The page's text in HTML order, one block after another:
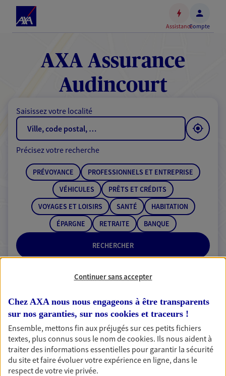
Accéder
contenu
principal
Accéder
au
de
AssistanceCompte
AXA Assurance
Audincourt
Saisissez votre localité
RECHERCHER
Précisez votre recherche
PRÉVOYANCE
PROFESSIONNELS ET ENTREPRISE
VÉHICULES
PRÊTS ET CRÉDITS
VOYAGES ET LOISIRS
SANTÉ
HABITATION
ÉPARGNE
RETRAITE BANQUE
2 résultats correspondent à votre
recherche
Passer les
résultats
Liste Carte
Continuer sans accepter
Chez AXA nous nous engageons à être transparents
sur nos garanties, sur nos cookies et traceurs !
Ensemble, mettons fin aux préjugés sur ces petits fichiers
textes, plus connus sous le nom decookies. Ils nous aident à
traiter des informations essentielles pour garantir la sécurité
du site et faire évoluer votre expérience en ligne, dans le
respect de votre vie privée.